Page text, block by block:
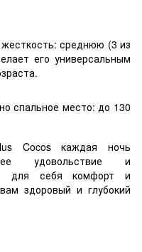
среднюю (3 из
его универсальным
спальное место: до 130
Cocos каждая ночь
удовольствие и
для себя комфорт и
здоровый и глубокий